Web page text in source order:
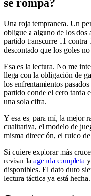
se rompa?
Una roja tempranera. Un
obligue a alguno de los dos
partido transcurre 11
descontado que los goles
Esa es la lectura. No me
llega con la obligación de
los enfrentamientos
partido donde el cero tarda
una sola cifra.
Y esa es, para mí, la mejor
cualitativa, el modelo de
misma dirección, el ruido
Si quiere explorar más
revisar la agenda completa
disponibles. El dato duro
lectura táctica ya está hecha.